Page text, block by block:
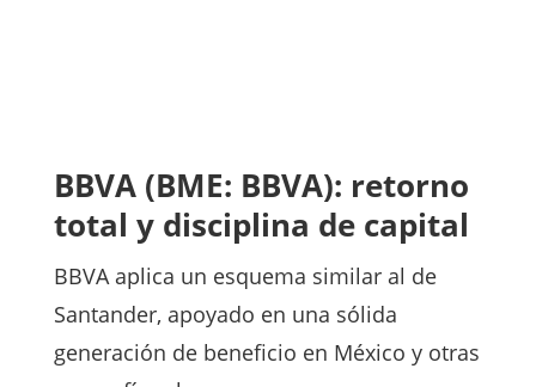
BBVA (BME: BBVA): retorno
total y disciplina de capital
BBVA aplica un esquema similar al de
Santander, apoyado en una sólida
generación de beneficio en México y otras